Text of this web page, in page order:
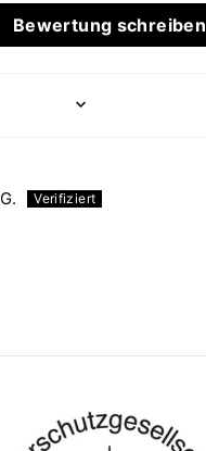
Bewertung schreiben